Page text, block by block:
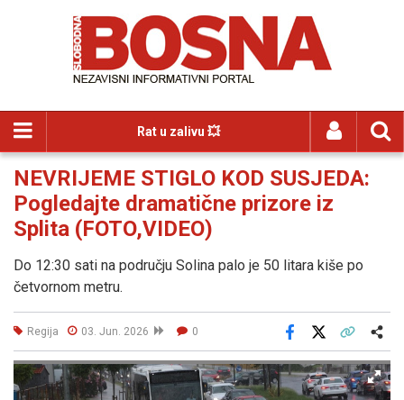
Rat u zalivu 💥
NEVRIJEME STIGLO KOD SUSJEDA:
Pogledajte dramatične prizore iz
Splita (FOTO,VIDEO)
Do 12:30 sati na području Solina palo je 50 litara kiše po
četvornom metru.
Regija 03. Jun. 2026 0
Facebook